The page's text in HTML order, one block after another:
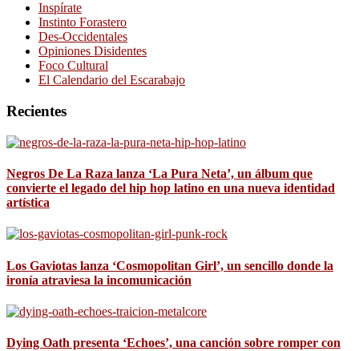
Inspírate
Instinto Forastero
Des-Occidentales
Opiniones Disidentes
Foco Cultural
El Calendario del Escarabajo
Recientes
Negros De La Raza lanza ‘La Pura Neta’, un álbum que
convierte el legado del hip hop latino en una nueva identidad
artística
Los Gaviotas lanza ‘Cosmopolitan Girl’, un sencillo donde la
ironía atraviesa la incomunicación
Dying Oath presenta ‘Echoes’, una canción sobre romper con